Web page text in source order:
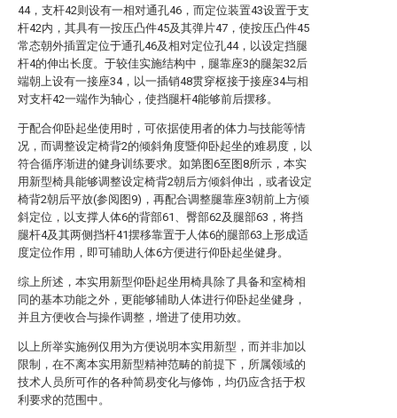
44，支杆42则设有一相对通孔46，而定位装置43设置于支
杆42内，其具有一按压凸件45及其弹片47，使按压凸件45
常态朝外插置定位于通孔46及相对定位孔44，以设定挡腿
杆4的伸出长度。于较佳实施结构中，腿靠座3的腿架32后
端朝上设有一接座34，以一插销48贯穿枢接于接座34与相
对支杆42一端作为轴心，使挡腿杆4能够前后摆移。
于配合仰卧起坐使用时，可依据使用者的体力与技能等情
况，而调整设定椅背2的倾斜角度暨仰卧起坐的难易度，以
符合循序渐进的健身训练要求。如第图6至图8所示，本实
用新型椅具能够调整设定椅背2朝后方倾斜伸出，或者设定
椅背2朝后平放(参阅图9)，再配合调整腿靠座3朝前上方倾
斜定位，以支撑人体6的背部61、臀部62及腿部63，将挡
腿杆4及其两侧挡杆41摆移靠置于人体6的腿部63上形成适
度定位作用，即可辅助人体6方便进行仰卧起坐健身。
综上所述，本实用新型仰卧起坐用椅具除了具备和室椅相
同的基本功能之外，更能够辅助人体进行仰卧起坐健身，
并且方便收合与操作调整，增进了使用功效。
以上所举实施例仅用为方便说明本实用新型，而并非加以
限制，在不离本实用新型精神范畴的前提下，所属领域的
技术人员所可作的各种简易变化与修饰，均仍应含括于权
利要求的范围中。